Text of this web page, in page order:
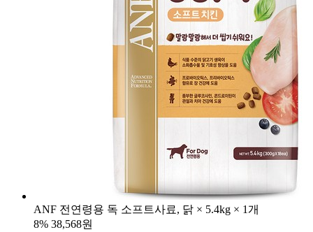
ANF 전연령용 독 소프트사료, 닭 × 5.4kg × 1개
8% 38,568원